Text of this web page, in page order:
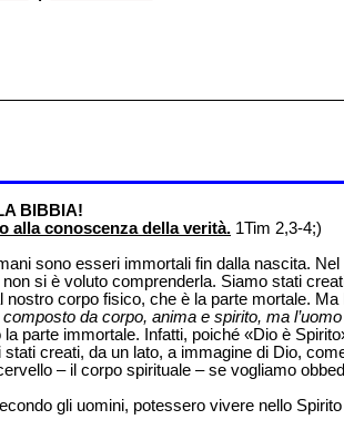
BIBBIA!
alla conoscenza della verità. 1Tim 2,3-4;)
sono esseri immortali fin dalla nascita.
si è voluto comprenderla. Siamo stati
corpo fisico, che è la parte mortale. Ma
da corpo, anima e spirito, ma l’uomo
parte immortale. Infatti, poiché «Dio è
creati, da un lato, a immagine di Dio,
– il corpo spirituale – se vogliamo
gli uomini, potessero vivere nello